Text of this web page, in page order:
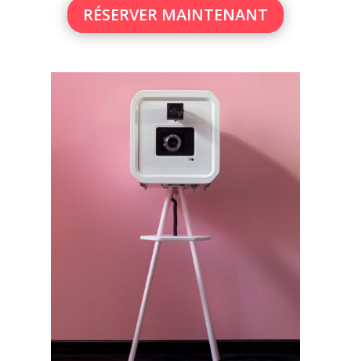
RÉSERVER MAINTENANT